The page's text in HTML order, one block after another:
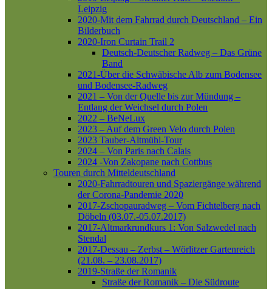
Leipzig
2020-Mit dem Fahrrad durch Deutschland – Ein
Bilderbuch
2020-Iron Curtain Trail 2
Deutsch-Deutscher Radweg – Das Grüne
Band
2021-Über die Schwäbische Alb zum Bodensee
und Bodensee-Radweg
2021 – Von der Quelle bis zur Mündung –
Entlang der Weichsel durch Polen
2022 – BeNeLux
2023 – Auf dem Green Velo durch Polen
2023 Tauber-Altmühl-Tour
2024 – Von Paris nach Calais
2024 -Von Zakopane nach Cottbus
Touren durch Mitteldeutschland
2020-Fahrradtouren und Spaziergänge während
der Corona-Pandemie 2020
2017-Zschopauradweg – Vom Fichtelberg nach
Döbeln (03.07.-05.07.2017)
2017-Altmarkrundkurs 1: Von Salzwedel nach
Stendal
2017-Dessau – Zerbst – Wörlitzer Gartenreich
(21.08. – 23.08.2017)
2019-Straße der Romanik
Straße der Romanik – Die Südroute